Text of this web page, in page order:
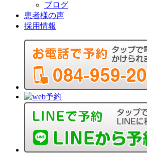
ブログ
患者様の声
採用情報